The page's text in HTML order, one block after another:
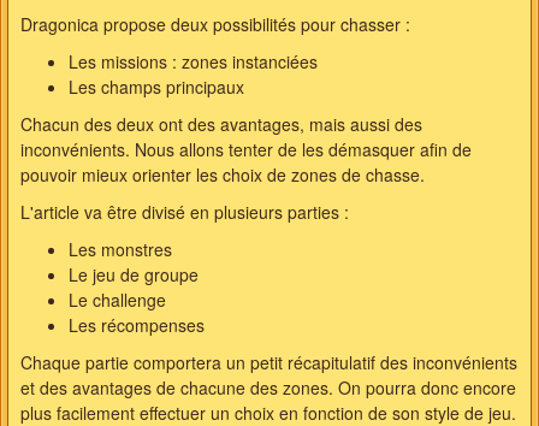
Dragonica propose deux possibilités pour chasser :
Les missions : zones instanciées
Les champs principaux
Chacun des deux ont des avantages, mais aussi des
inconvénients. Nous allons tenter de les démasquer afin de
pouvoir mieux orienter les choix de zones de chasse.
L'article va être divisé en plusieurs parties :
Les monstres
Le jeu de groupe
Le challenge
Les récompenses
Chaque partie comportera un petit récapitulatif des inconvénients
et des avantages de chacune des zones. On pourra donc encore
plus facilement effectuer un choix en fonction de son style de jeu.